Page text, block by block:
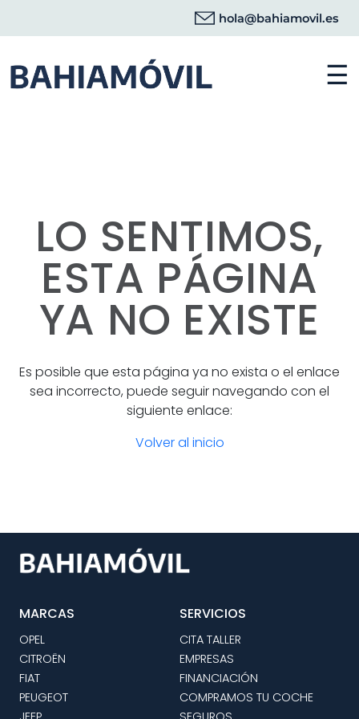
hola@bahiamovil.es
☰
LO SENTIMOS,
ESTA PÁGINA
YA NO EXISTE
Es posible que esta página ya no exista o el enlace
sea incorrecto, puede seguir navegando con el
siguiente enlace:
Volver al inicio
MARCAS
OPEL
CITROËN
FIAT
PEUGEOT
SERVICIOS
CITA TALLER
EMPRESAS
FINANCIACIÓN
COMPRAMOS TU COCHE